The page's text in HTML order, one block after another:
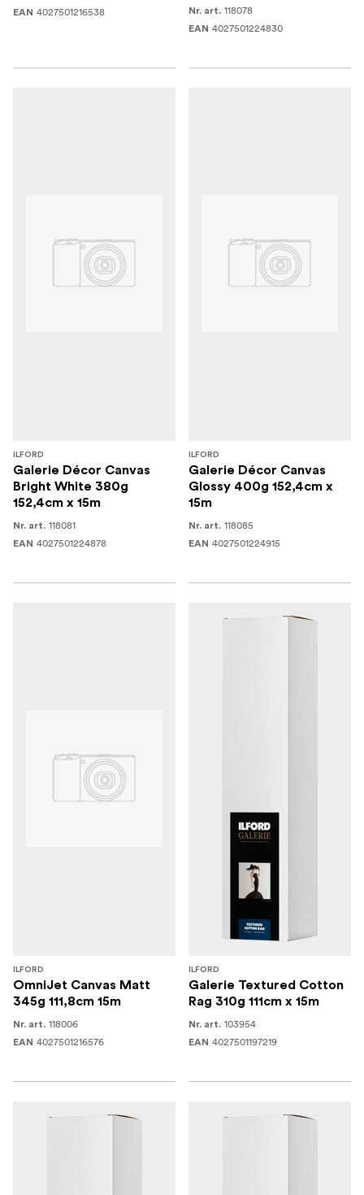
EAN 4027501216538 Nr. art. 118078
EAN 4027501224830
ILFORD
Galerie Décor Canvas
Bright White 380g
152,4cm x 15m
Nr. art. 118081
EAN 4027501224878
ILFORD
Galerie Décor Canvas
Glossy 400g 152,4cm x
15m
Nr. art. 118085
EAN 4027501224915
ILFORD
OmniJet Canvas Matt
345g 111,8cm 15m
Nr. art. 118006
EAN 4027501216576
ILFORD
Galerie Textured Cotton
Rag 310g 111cm x 15m
Nr. art. 103954
EAN 4027501197219